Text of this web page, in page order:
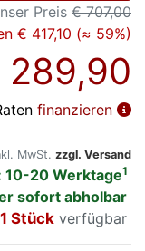
Preis € 707,00
€ 417,10 (≈ 59%)
289,90
finanzieren
MwSt. zzgl. Versand
Lieferzeit: 10-20 Werktage1
sofort abholbar
noch 1 Stück verfügbar